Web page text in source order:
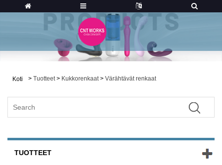
Koti > Tuotteet > Kukkorenkaat > Värähtävät renkaat
TUOTTEET